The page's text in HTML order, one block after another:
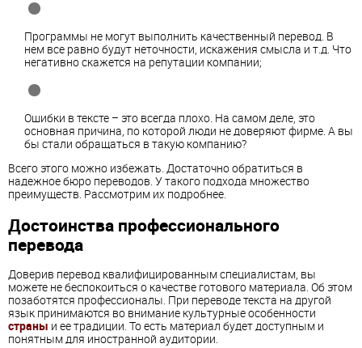
Программы не могут выполнить качественный перевод. В
нем все равно будут неточности, искажения смысла и т.д. Что
негативно скажется на репутации компании;
Ошибки в тексте – это всегда плохо. На самом деле, это
основная причина, по которой люди не доверяют фирме. А вы
бы стали обращаться в такую компанию?
Всего этого можно избежать. Достаточно обратиться в
надежное бюро переводов. У такого подхода множество
преимуществ. Рассмотрим их подробнее.
Достоинства профессионального
перевода
Доверив перевод квалифицированным специалистам, вы
можете не беспокоиться о качестве готового материала. Об этом
позаботятся профессионалы. При переводе текста на другой
язык принимаются во внимание культурные особенности
страны и ее традиции. То есть материал будет доступным и
понятным для иностранной аудитории.